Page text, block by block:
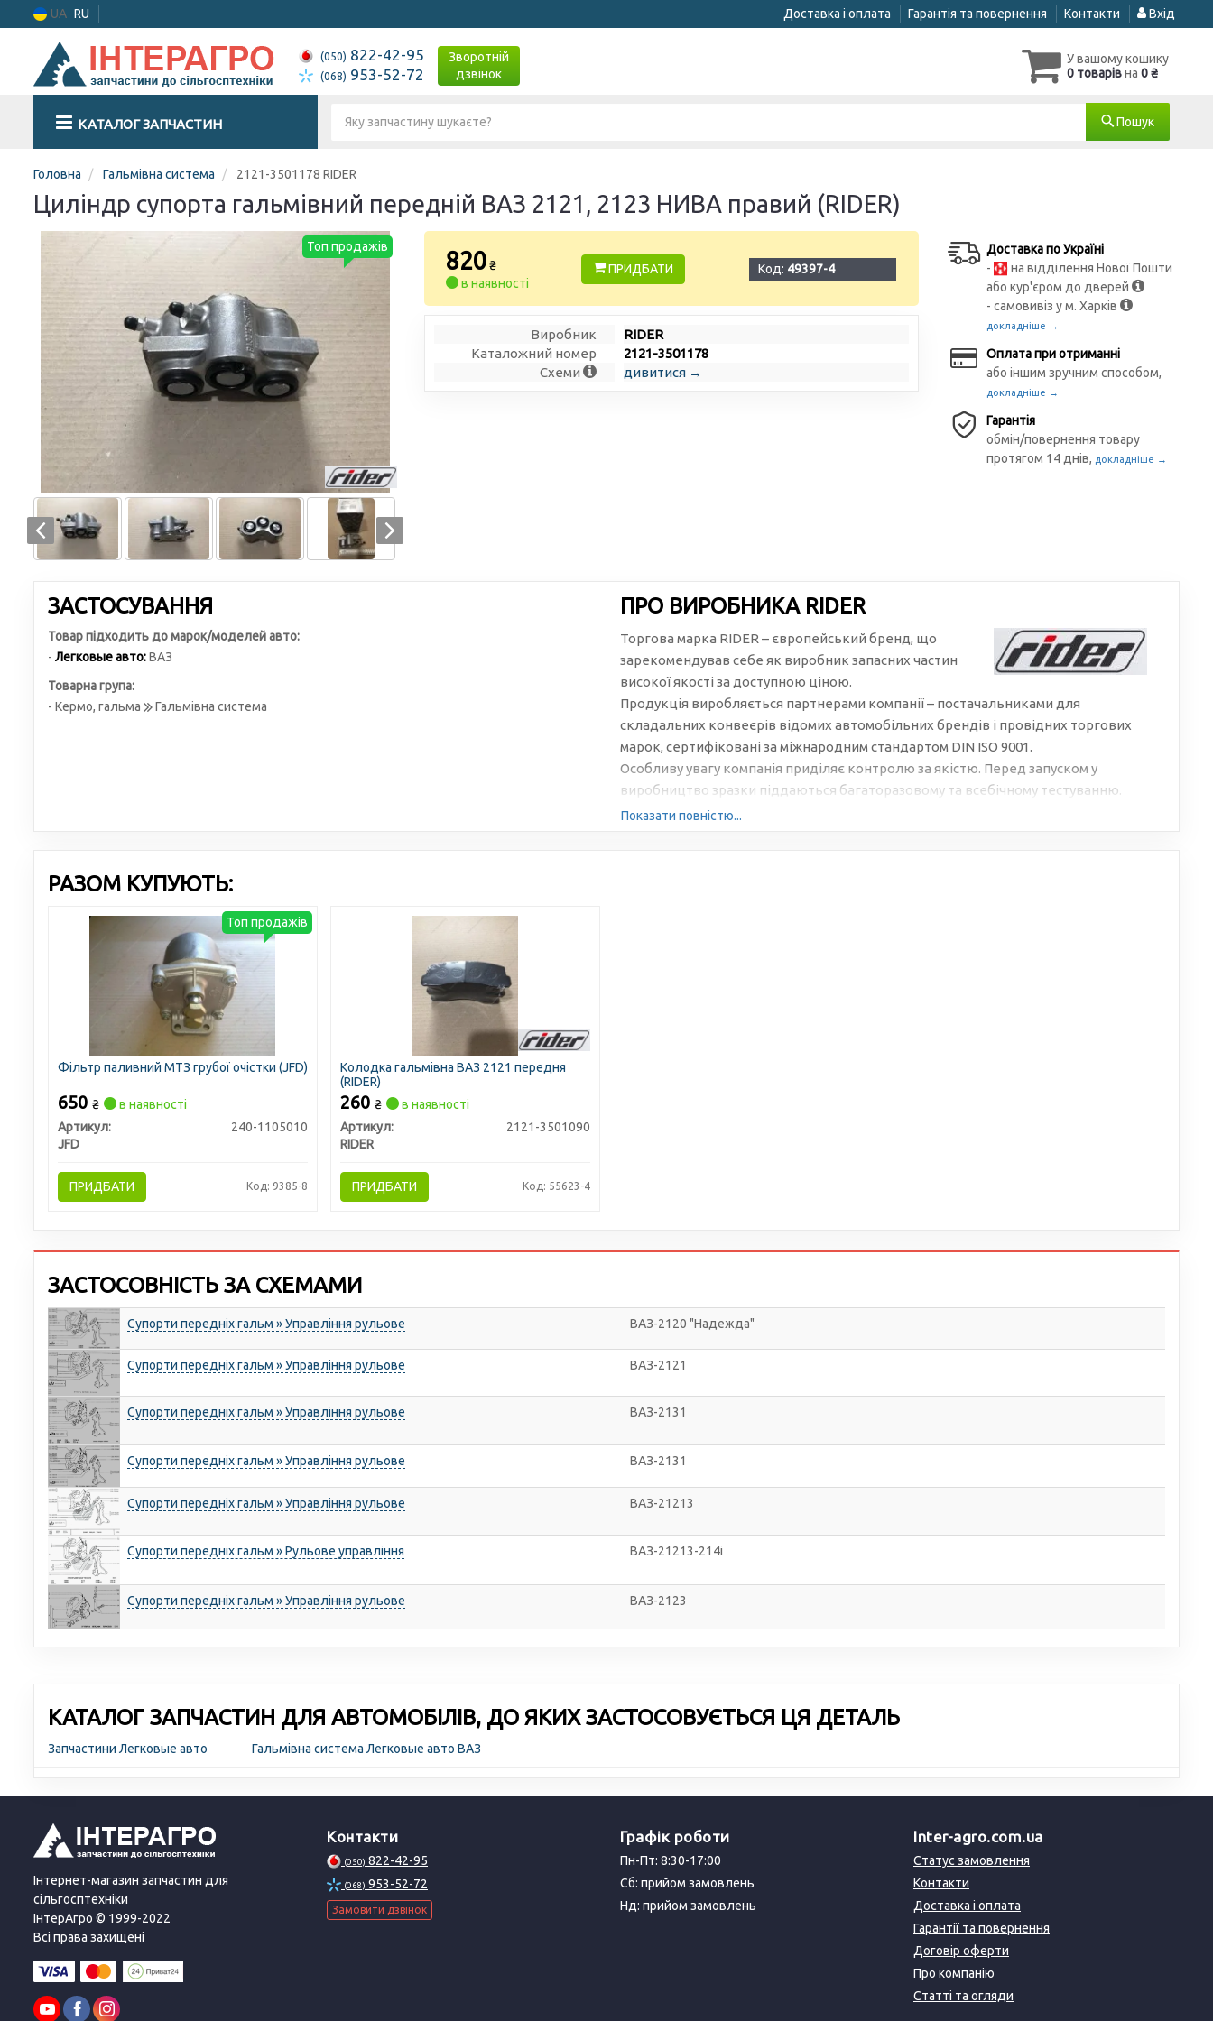
UA RU Доставка і оплата Гарантія та повернення Контакти Вхід
(050) 822-42-95
(068) 953-52-72
Зворотній
дзвінок
У вашому кошику
0 товарівна 0 ₴
КАТАЛОГ ЗАПЧАСТИН Пошук
Головна Гальмівна система 2121-3501178 RIDER
Циліндр супорта гальмівний передній ВАЗ 2121, 2123 НИВА правий (RIDER)
Топ продажів
820 ₴
в наявності
ПРИДБАТИ Код: 49397-4
Виробник
RIDER
Каталожний номер
2121-3501178
Схеми
дивитися →
Доставка по Україні
-
на відділення Нової Пошти
або кур'єром до дверей
- самовивіз у м. Харків
докладніше →
Оплата при отриманні
або іншим зручним способом,
докладніше →
Гарантія
обмін/повернення товару
протягом 14 днів, докладніше →
ЗАСТОСУВАННЯ
Товар підходить до марок/моделей авто:
-Легковые авто:ВАЗ
Товарна група:
- Кермо, гальма
Гальмівна система
ПРО ВИРОБНИКА RIDER
Торгова марка RIDER – європейський бренд, що
зарекомендував себе як виробник запасних частин
високої якості за доступною ціною.
Продукція виробляється партнерами компанії – постачальниками для
складальних конвеєрів відомих автомобільних брендів і провідних торгових
марок, сертифіковані за міжнародним стандартом DIN ISO 9001.
Особливу увагу компанія приділяє контролю за якістю. Перед запуском у
виробництво зразки піддаються багаторазовому та всебічному тестуванню.
Показати повністю...
РАЗОМ КУПУЮТЬ:
Фільтр паливний МТЗ грубої очістки (JFD)
650 ₴
в наявності
Артикул:
240-1105010
JFD
ПРИДБАТИ Код: 9385-8
Топ продажів
Колодка гальмівна ВАЗ 2121 передня
(RIDER)
260 ₴
в наявності
Артикул:
2121-3501090
RIDER
ПРИДБАТИ Код: 55623-4
ЗАСТОСОВНІСТЬ ЗА СХЕМАМИ
Супорти передніх гальм » Управління рульове ВАЗ-2120 "Надежда"
Супорти передніх гальм » Управління рульове ВАЗ-2121
Супорти передніх гальм » Управління рульове ВАЗ-2131
Супорти передніх гальм » Управління рульове ВАЗ-2131
Супорти передніх гальм » Управління рульове ВАЗ-21213
Супорти передніх гальм » Рульове управління ВАЗ-21213-214i
Супорти передніх гальм » Управління рульове ВАЗ-2123
КАТАЛОГ ЗАПЧАСТИН ДЛЯ АВТОМОБІЛІВ, ДО ЯКИХ ЗАСТОСОВУЄТЬСЯ ЦЯ ДЕТАЛЬ
Запчастини Легковые авто Гальмівна система Легковые авто ВАЗ
Інтернет-магазин запчастин для
сільгосптехніки
ІнтерАгро © 1999-2022
Всі права захищені
Контакти
(050) 822-42-95
(068) 953-52-72
Замовити дзвінок
Графік роботи
Пн-Пт: 8:30-17:00
Сб: прийом замовлень
Нд: прийом замовлень
Inter-agro.com.ua
Статус замовлення
Контакти
Доставка і оплата
Гарантії та повернення
Договір оферти
Про компанію
Статті та огляди